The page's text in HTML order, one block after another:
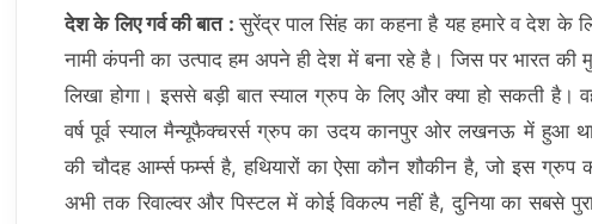
देश के लिए गर्व की बात :सुरेंद्र पाल सिंह का कहना है यह हमारे व देश के
नामी कंपनी का उत्पाद हम अपने ही देश में बना रहे है। जिस पर भारत की
लिखा होगा। इससे बड़ी बात स्याल ग्रुप के लिए और क्या हो सकती है।
वर्ष पूर्व स्याल मैन्यूफैक्चरर्स ग्रुप का उदय कानपुर ओर लखनऊ में हुआ
की चौदह आर्म्स फर्म्स है, हथियारों का ऐसा कौन शौकीन है, जो इस ग्रुप
अभी तक रिवाल्वर और पिस्टल में कोई विकल्प नहीं है, दुनिया का सबसे